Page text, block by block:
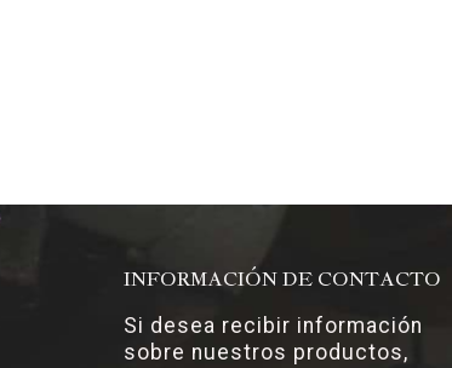
INFORMACIÓN DE CONTACTO
Si desea recibir información
sobre nuestros productos,